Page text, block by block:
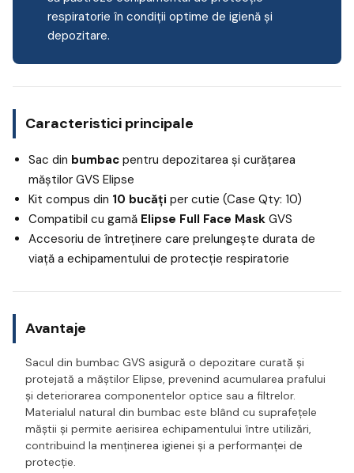
respiratorie în condiții optime de igienă și
depozitare.
Caracteristici principale
Sac din bumbac pentru depozitarea și curățarea
măștilor GVS Elipse
Kit compus din 10 bucăți per cutie (Case Qty: 10)
Compatibil cu gamă Elipse Full Face Mask GVS
Accesoriu de întreținere care prelungește durata de
viață a echipamentului de protecție respiratorie
Avantaje
Sacul din bumbac GVS asigură o depozitare curată și
protejată a măștilor Elipse, prevenind acumularea prafului
și deteriorarea componentelor optice sau a filtrelor.
Materialul natural din bumbac este blând cu suprafețele
măștii și permite aerisirea echipamentului între utilizări,
contribuind la menținerea igienei și a performanței de
protecție.